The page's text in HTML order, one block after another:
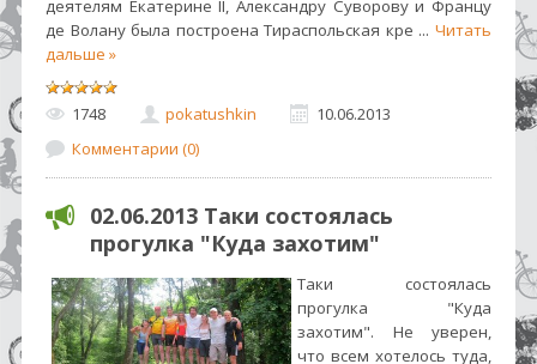
деятелям Екатерине II, Александру Суворову и Францу
де Волану была построена Тираспольская кре ...Читать
дальше »
1748 pokatushkin
10.06.2013
Комментарии (0)
02.06.2013 Таки состоялась
прогулка "Куда захотим"
Таки состоялась
прогулка "Куда
захотим". Не уверен,
что всем хотелось туда,